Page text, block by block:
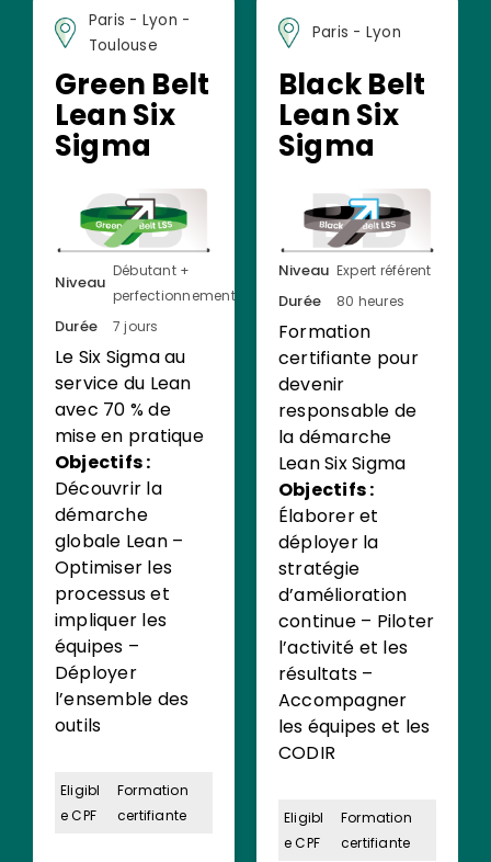
Paris - Lyon -
Toulouse
Green Belt
Lean Six
Sigma
Niveau
Débutant +
perfectionnement
Durée 7 jours
Le Six Sigma au
service du Lean
avec 70 % de
mise en pratique
Objectifs :
Découvrir la
démarche
globale Lean –
Optimiser les
processus et
impliquer les
équipes –
Déployer
l’ensemble des
outils
Eligibl
e CPF
Formation
certifiante
Paris - Lyon
Black Belt
Lean Six
Sigma
Niveau Expert référent
Durée 80 heures
Formation
certifiante pour
devenir
responsable de
la démarche
Lean Six Sigma
Objectifs :
Élaborer et
déployer la
stratégie
d’amélioration
continue – Piloter
l’activité et les
résultats –
Accompagner
les équipes et les
CODIR
Eligibl
e CPF
Formation
certifiante